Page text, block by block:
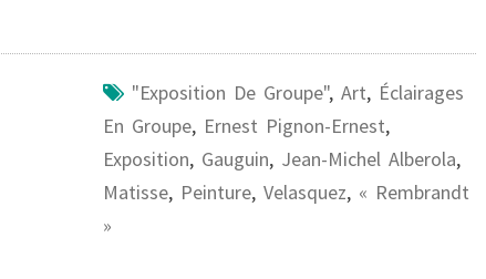
"Exposition De Groupe", Art, Éclairages
En Groupe, Ernest Pignon-Ernest,
Exposition, Gauguin, Jean-Michel Alberola,
Matisse, Peinture, Velasquez, « Rembrandt
»